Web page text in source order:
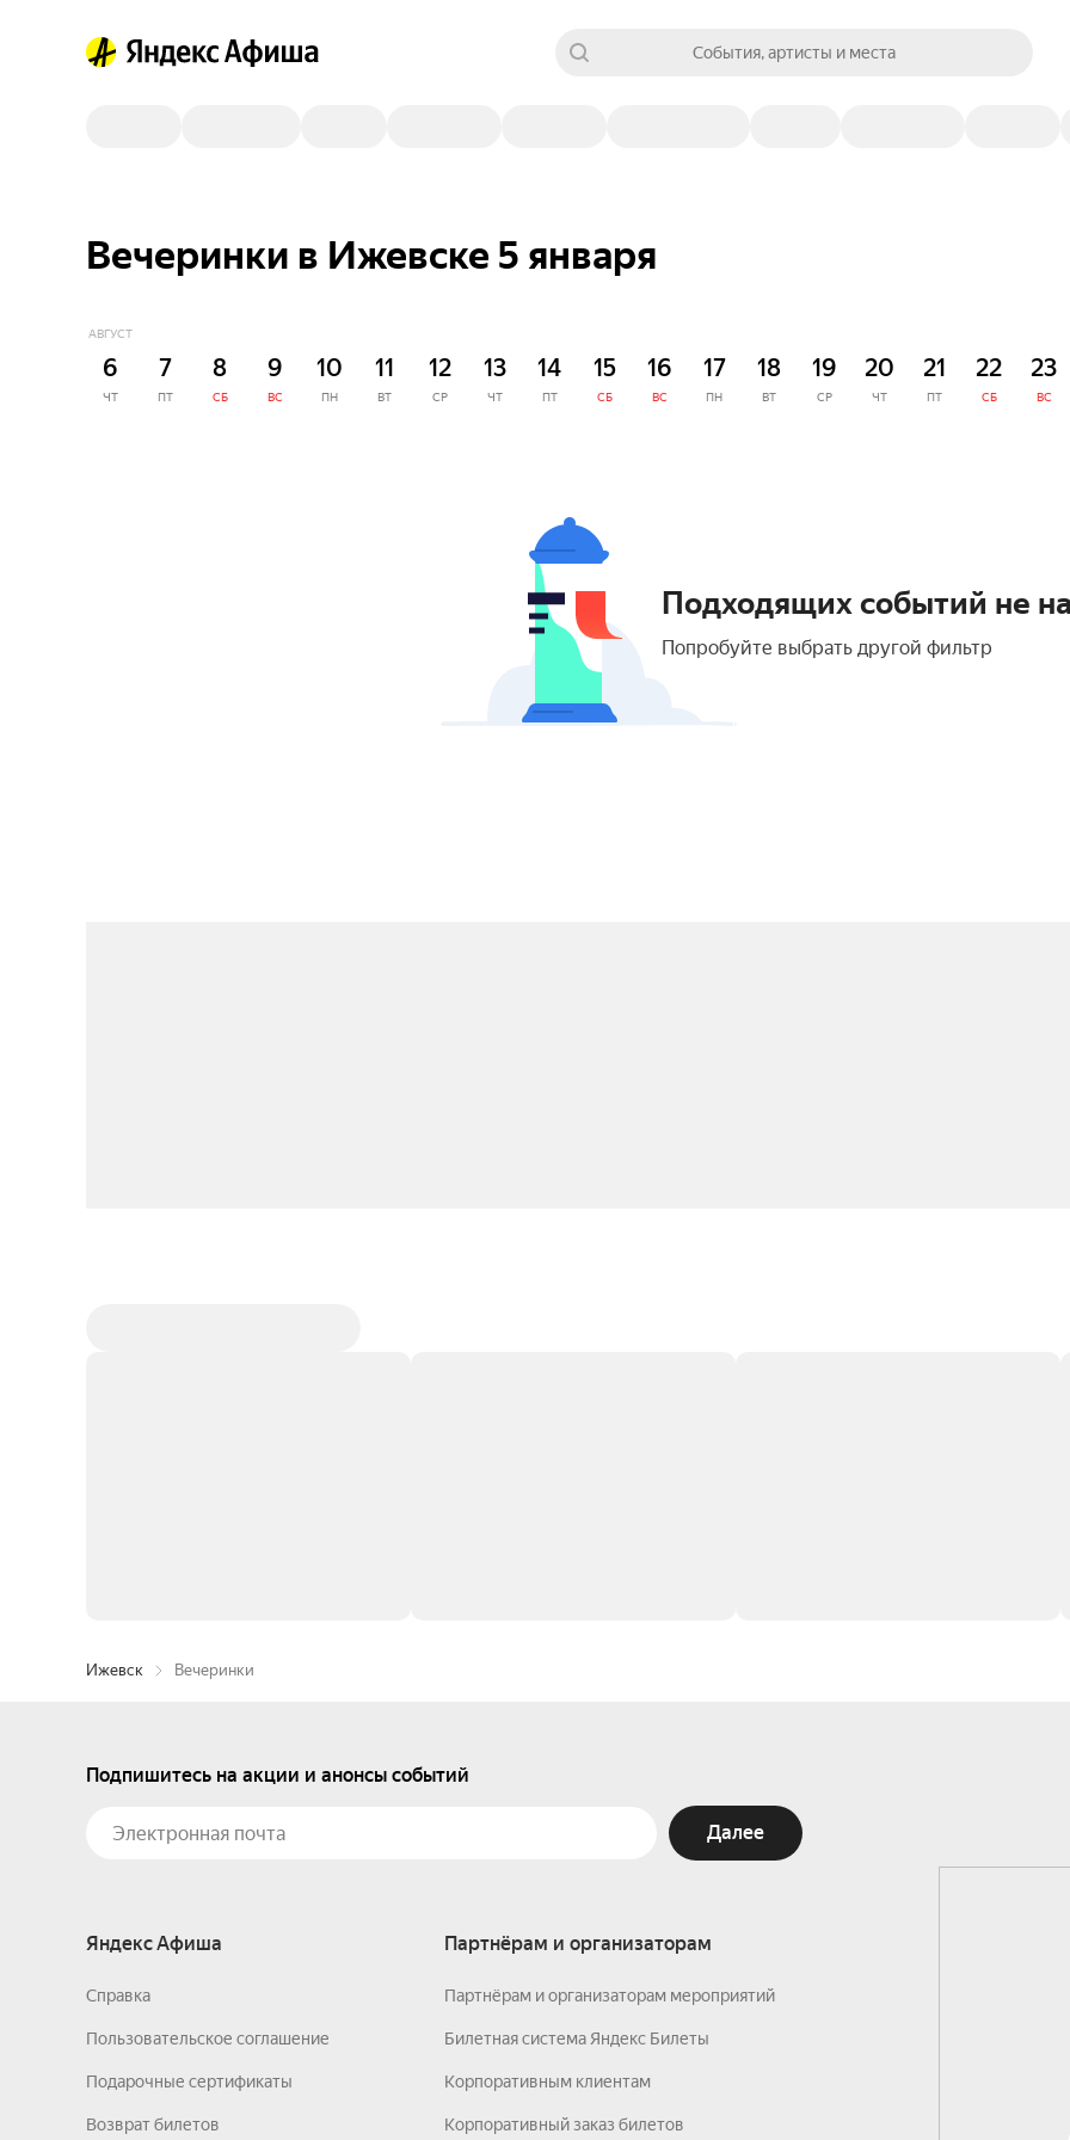
События, артисты и места
Вечеринки в Ижевске 5 января
АВГУСТ
6
ЧТ
7
ПТ
8
СБ
9
ВС
10
ПН
11
ВТ
12
СР
13
ЧТ
14
ПТ
15
СБ
16
ВС
17
ПН
18
ВТ
19
СР
20
ЧТ
21
ПТ
22
СБ
23
ВС
Подходящих событий не
Попробуйте выбрать другой фильтр
Ижевск Вечеринки
Подпишитесь на акции и анонсы событий
Далее
Яндекс Афиша
Справка
Пользовательское соглашение
Подарочные сертификаты
Возврат билетов
Партнёрам и организаторам
Партнёрам и организаторам мероприятий
Билетная система Яндекс Билеты
Корпоративным клиентам
Корпоративный заказ билетов